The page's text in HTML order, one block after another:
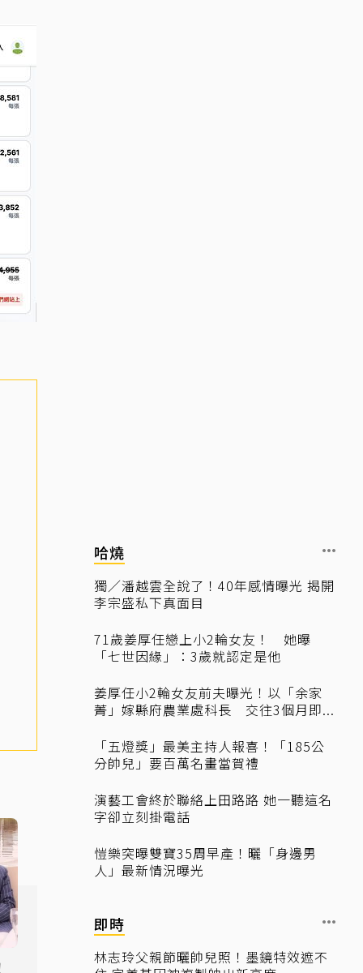
哈燒
獨／潘越雲全說了！40年感情曝光 揭開
李宗盛私下真面目
71歲姜厚任戀上小2輪女友！ 她曝
「七世因緣」：3歲就認定是他
姜厚任小2輪女友前夫曝光！以「余家
菁」嫁縣府農業處科長 交往3個月即...
「五燈獎」最美主持人報喜！「185公
分帥兒」要百萬名畫當賀禮
演藝工會終於聯絡上田路路 她一聽這名
字卻立刻掛電話
愷樂突曝雙寶35周早產！曬「身邊男
人」最新情況曝光
即時
林志玲父親節曬帥兒照！墨鏡特效遮不